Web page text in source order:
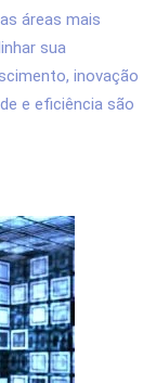
áreas mais
sua
inovação
e eficiência são